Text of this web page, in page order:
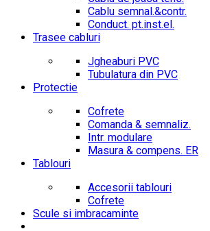
Cablu semnal.&contr.
Conduct. pt.inst.el.
Trasee cabluri
Jgheaburi PVC
Tubulatura din PVC
Protectie
Cofrete
Comanda & semnaliz.
Intr. modulare
Masura & compens. ER
Tablouri
Accesorii tablouri
Cofrete
Scule si imbracaminte